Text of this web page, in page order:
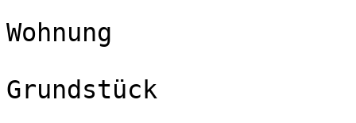
Wohnung
Grundstück